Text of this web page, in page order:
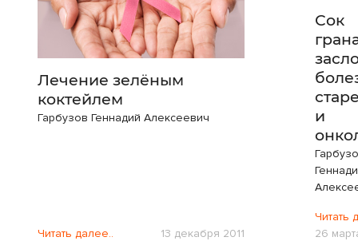
Лечение зелёным
коктейлем
Гарбузов Геннадий Алексеевич
Читать далее.. 13 декабря 2011
Сок
и
Читать
26